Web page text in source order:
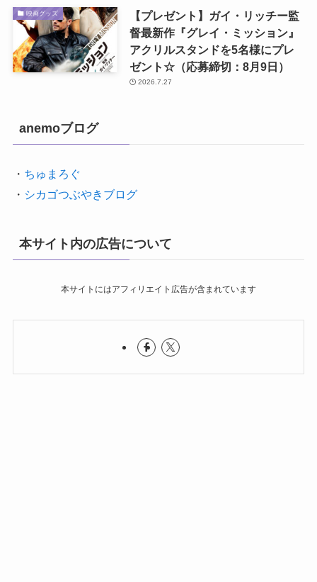
映画グッズ
【プレゼント】ガイ・リッチー監
督最新作『グレイ・ミッション』
アクリルスタンドを5名様にプレ
ゼント☆（応募締切：8月9日）
2026.7.27
anemoブログ
・ ちゅまろぐ
・ シカゴつぶやきブログ
本サイト内の広告について
本サイトにはアフィリエイト広告が含まれています